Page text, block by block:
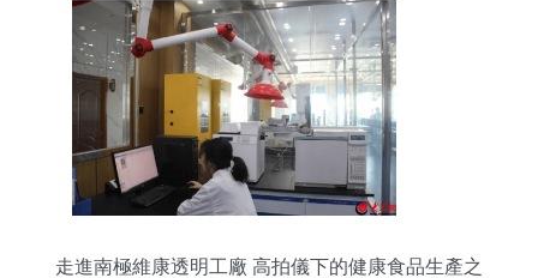
走進南極維康透明工廠 高拍儀下的健康食品生產之